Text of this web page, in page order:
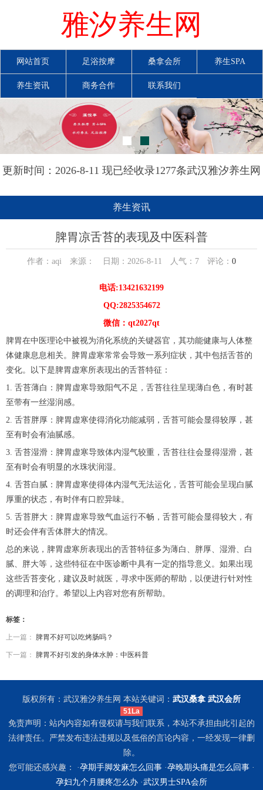
雅汐养生网
网站首页 足浴按摩 桑拿会所 养生SPA
养生资讯 商务合作 联系我们
更新时间：2026-8-11 现已经收录1277条武汉雅汐养生网
养生资讯
脾胃凉舌苔的表现及中医科普
作者：aqi 来源： 日期：2026-8-11 人气： 7 评论： 0
电话:13421632199
QQ:2825354672
微信：qt2027qt
脾胃在中医理论中被视为消化系统的关键器官，其功能健康与人体整
体健康息息相关。脾胃虚寒常常会导致一系列症状，其中包括舌苔的
变化。以下是脾胃虚寒所表现出的舌苔特征：
1. 舌苔薄白：脾胃虚寒导致阳气不足，舌苔往往呈现薄白色，有时甚
至带有一丝湿润感。
2. 舌苔胖厚：脾胃虚寒使得消化功能减弱，舌苔可能会显得较厚，甚
至有时会有油腻感。
3. 舌苔湿滑：脾胃虚寒导致体内湿气较重，舌苔往往会显得湿滑，甚
至有时会有明显的水珠状润湿。
4. 舌苔白腻：脾胃虚寒使得体内湿气无法运化，舌苔可能会呈现白腻
厚重的状态，有时伴有口腔异味。
5. 舌苔胖大：脾胃虚寒导致气血运行不畅，舌苔可能会显得较大，有
时还会伴有舌体胖大的情况。
总的来说，脾胃虚寒所表现出的舌苔特征多为薄白、胖厚、湿滑、白
腻、胖大等，这些特征在中医诊断中具有一定的指导意义。如果出现
这些舌苔变化，建议及时就医，寻求中医师的帮助，以便进行针对性
的调理和治疗。希望以上内容对您有所帮助。
标签：
上一篇： 脾胃不好可以吃烤肠吗？
下一篇： 脾胃不好引发的身体水肿：中医科普
版权所有：武汉雅汐养生网 本站关键词： 武汉桑拿 武汉会所
51La
免责声明：站内内容如有侵权请与我们联系，本站不承担由此引起的
法律责任。严禁发布违法违规以及低俗的言论内容，一经发现一律删
除。
您可能还感兴趣： ·孕期手脚发麻怎么回事·孕晚期头痛是怎么回事·
孕妇九个月腰疼怎么办 ·武汉男士SPA会所